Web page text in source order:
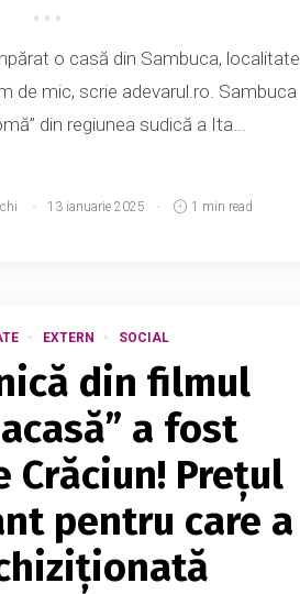
o casă din Sambuca, localitate
de mic, scrie adevarul.ro. Sambuca
din regiunea sudică a Ita...
13 ianuarie 2025 1 min read
EXTERN SOCIAL
din filmul
a fost
Crăciun! Prețul
pentru care a